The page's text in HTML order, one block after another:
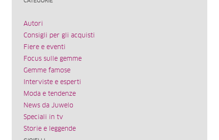
Autori
Consigli per gli acquisti
Fiere e eventi
Focus sulle gemme
Gemme famose
Interviste e esperti
Moda e tendenze
News da Juwelo
Speciali in tv
Storie e leggende